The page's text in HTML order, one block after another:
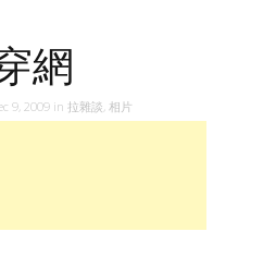
網
9, 2009 in 拉雜談 相片